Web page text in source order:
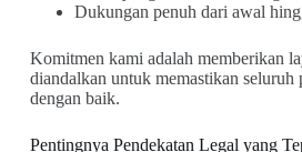
Dukungan penuh dari awal
Komitmen kami adalah memberikan
diandalkan untuk memastikan seluruh
dengan baik.
Pentingnya Pendekatan Legal yang